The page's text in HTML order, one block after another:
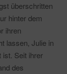
überschritten
hinter dem
ihren
lassen, Julie in
ist. Seit ihrer
des